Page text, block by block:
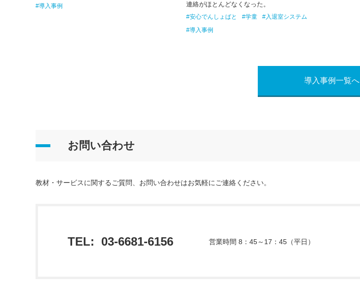
#導入事例
連絡がほとんどなくなった。
#安心でんしょばと #学童
#入退室システム
#導入事例
導入事例一覧へ
お問い合わせ
教材・サービスに関するご質問、お問い合わせはお気軽にご連絡ください。
TEL: 03-6681-6156 営業時間 8：45～17：45（平日）